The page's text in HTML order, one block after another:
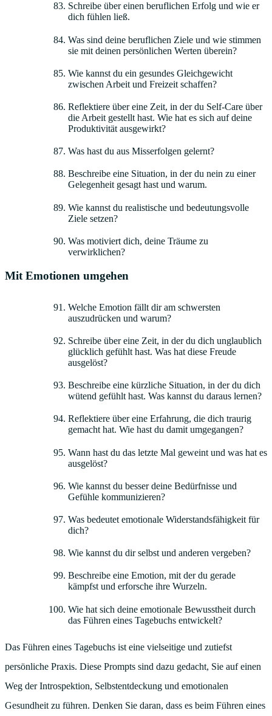
Schreibe über einen beruflichen Erfolg und wie er
dich fühlen ließ.
Was sind deine beruflichen Ziele und wie stimmen
sie mit deinen persönlichen Werten überein?
Wie kannst du ein gesundes Gleichgewicht
zwischen Arbeit und Freizeit schaffen?
Reflektiere über eine Zeit, in der du Self-Care über
die Arbeit gestellt hast. Wie hat es sich auf deine
Produktivität ausgewirkt?
Was hast du aus Misserfolgen gelernt?
Beschreibe eine Situation, in der du nein zu einer
Gelegenheit gesagt hast und warum.
Wie kannst du realistische und bedeutungsvolle
Ziele setzen?
Was motiviert dich, deine Träume zu
verwirklichen?
Mit Emotionen umgehen
Welche Emotion fällt dir am schwersten
auszudrücken und warum?
Schreibe über eine Zeit, in der du dich unglaublich
glücklich gefühlt hast. Was hat diese Freude
ausgelöst?
Beschreibe eine kürzliche Situation, in der du dich
wütend gefühlt hast. Was kannst du daraus lernen?
Reflektiere über eine Erfahrung, die dich traurig
gemacht hat. Wie hast du damit umgegangen?
Wann hast du das letzte Mal geweint und was hat es
ausgelöst?
Wie kannst du besser deine Bedürfnisse und
Gefühle kommunizieren?
Was bedeutet emotionale Widerstandsfähigkeit für
dich?
Wie kannst du dir selbst und anderen vergeben?
Beschreibe eine Emotion, mit der du gerade
kämpfst und erforsche ihre Wurzeln.
Wie hat sich deine emotionale Bewusstheit durch
das Führen eines Tagebuchs entwickelt?
Das Führen eines Tagebuchs ist eine vielseitige und zutiefst
persönliche Praxis. Diese Prompts sind dazu gedacht, Sie auf einen
Weg der Introspektion, Selbstentdeckung und emotionalen
Gesundheit zu führen. Denken Sie daran, dass es beim Führen eines